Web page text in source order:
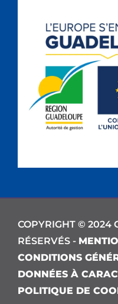
COPYRIGHT © 2024
RÉSERVÉS -
CONDITIONS
DONNÉES À
POLITIQUE DE